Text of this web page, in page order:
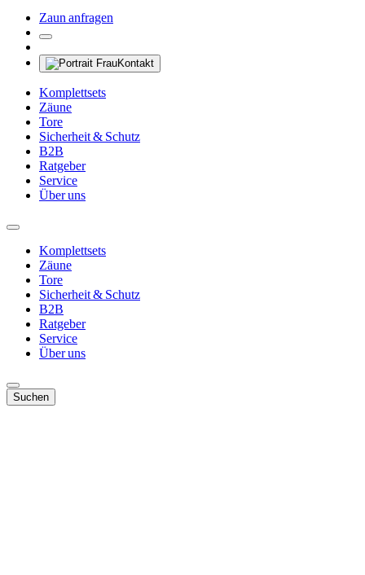
Zaun anfragen
Kontakt
Komplettsets
Zäune
Tore
Sicherheit & Schutz
B2B
Ratgeber
Service
Über uns
Komplettsets
Zäune
Tore
Sicherheit & Schutz
B2B
Ratgeber
Service
Über uns
Suchen